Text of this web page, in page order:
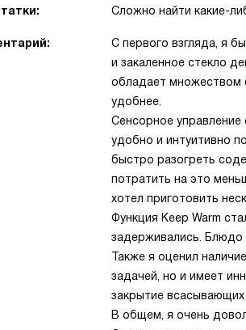
Сложно найти какие-
С первого взгляда, я
и закаленное стекло
обладает множеством
удобнее.
Сенсорное
удобно и интуитивно
быстро разогреть
потратить на это
хотел приготовить
Функция Keep Warm
задерживались. Блюдо
Также я оценил
задачей, но и имеет
закрытие всасывающих
В общем, я очень